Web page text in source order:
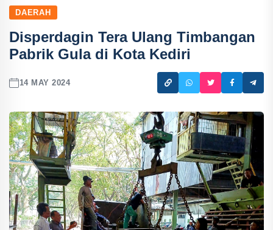
DAERAH
Disperdagin Tera Ulang Timbangan
Pabrik Gula di Kota Kediri
14 MAY 2024